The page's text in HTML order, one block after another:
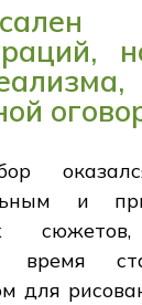
и
время
для